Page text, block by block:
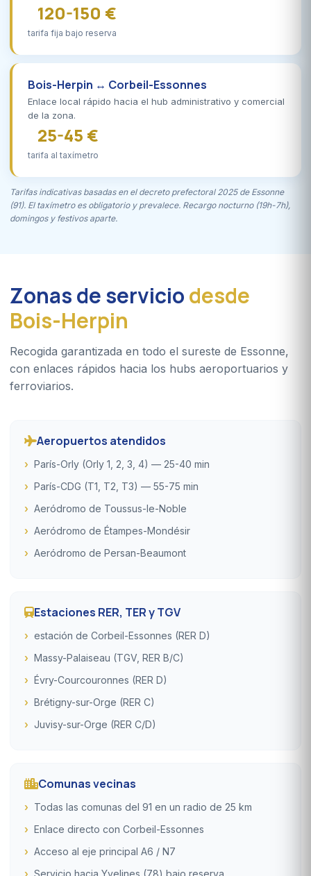
120-150 €
tarifa fija bajo reserva
Bois-Herpin ↔ Corbeil-Essonnes
Enlace local rápido hacia el hub administrativo y comercial
de la zona.
25-45 €
tarifa al taxímetro
Tarifas indicativas basadas en el decreto prefectoral 2025 de Essonne
(91). El taxímetro es obligatorio y prevalece. Recargo nocturno (19h-7h),
domingos y festivos aparte.
Zonas de serviciodesde
Bois-Herpin
Recogida garantizada en todo el sureste de Essonne,
con enlaces rápidos hacia los hubs aeroportuarios y
ferroviarios.
Aeropuertos atendidos
París-Orly (Orly 1, 2, 3, 4) — 25-40 min
París-CDG (T1, T2, T3) — 55-75 min
Aeródromo de Toussus-le-Noble
Aeródromo de Étampes-Mondésir
Aeródromo de Persan-Beaumont
Estaciones RER, TER y TGV
estación de Corbeil-Essonnes (RER D)
Massy-Palaiseau (TGV, RER B/C)
Évry-Courcouronnes (RER D)
Brétigny-sur-Orge (RER C)
Juvisy-sur-Orge (RER C/D)
Comunas vecinas
Todas las comunas del 91 en un radio de 25 km
Enlace directo con Corbeil-Essonnes
Acceso al eje principal A6 / N7
Servicio hacia Yvelines (78) bajo reserva